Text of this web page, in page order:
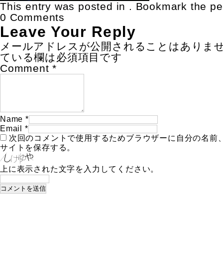
This entry was posted in . Bookmark the
0 Comments
Leave Your Reply
メールアドレスが公開されることはありま
ている欄は必須項目です
Comment *
Name *
Email
*
次回のコメントで使用するためブラウザーに自分の名前
サイトを保存する。
上に表示された文字を入力してください。